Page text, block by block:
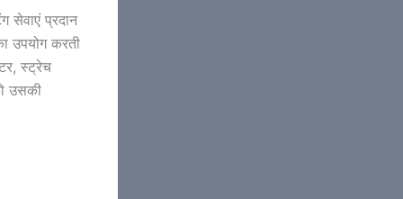
सेवाएं प्रदान
उपयोग करती
स्ट्रेच
उसकी